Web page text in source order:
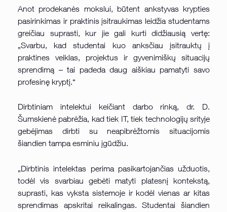
Anot prodekanės mokslui, būtent ankstyvas krypties
pasirinkimas ir praktinis įsitraukimas leidžia studentams
greičiau suprasti, kur jie gali kurti didžiausią vertę:
„Svarbu, kad studentai kuo anksčiau įsitrauktų į
praktines veiklas, projektus ir gyvenimiškų situacijų
sprendimą – tai padeda daug aiškiau pamatyti savo
profesinę kryptį.“
Dirbtiniam intelektui keičiant darbo rinką, dr. D.
Šumskienė pabrėžia, kad tiek IT, tiek technologijų srityje
gebėjimas dirbti su neapibrėžtomis situacijomis
šiandien tampa esminiu įgūdžiu.
„Dirbtinis intelektas perima pasikartojančias užduotis,
todėl vis svarbiau gebėti matyti platesnį kontekstą,
suprasti, kas vyksta sistemoje ir kodėl vienas ar kitas
sprendimas apskritai reikalingas. Studentai šiandien